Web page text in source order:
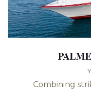
Combining